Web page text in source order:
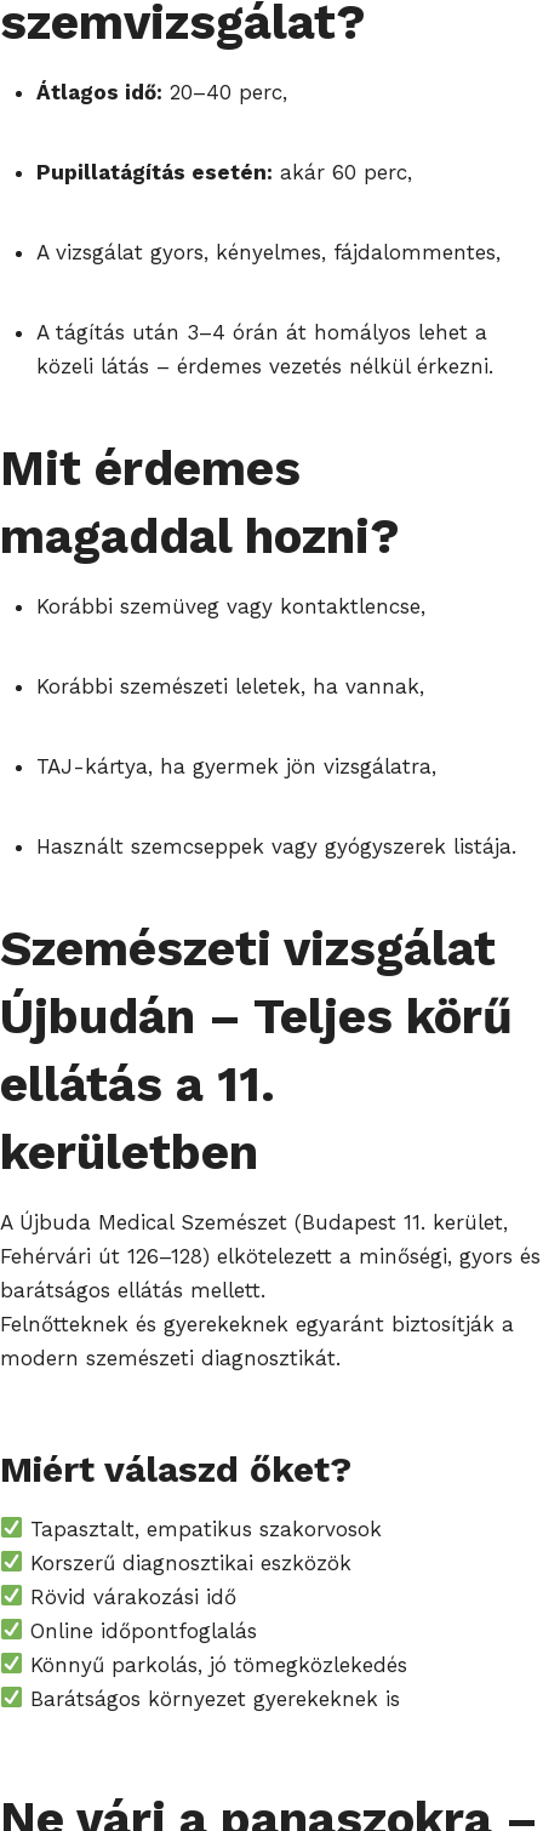
szemvizsgálat?
Átlagos idő: 20–40 perc,
Pupillatágítás esetén: akár 60 perc,
A vizsgálat gyors, kényelmes, fájdalommentes,
A tágítás után 3–4 órán át homályos lehet a
közeli látás – érdemes vezetés nélkül érkezni.
Mit érdemes
magaddal hozni?
Korábbi szemüveg vagy kontaktlencse,
Korábbi szemészeti leletek, ha vannak,
TAJ-kártya, ha gyermek jön vizsgálatra,
Használt szemcseppek vagy gyógyszerek listája.
Szemészeti vizsgálat
Újbudán – Teljes körű
ellátás a 11.
kerületben
A Újbuda Medical Szemészet (Budapest 11. kerület,
Fehérvári út 126–128) elkötelezett a minőségi, gyors és
barátságos ellátás mellett.
Felnőtteknek és gyerekeknek egyaránt biztosítják a
modern szemészeti diagnosztikát.
Miért válaszd őket?
Tapasztalt, empatikus szakorvosok
Korszerű diagnosztikai eszközök
Rövid várakozási idő
Online időpontfoglalás
Könnyű parkolás, jó tömegközlekedés
Barátságos környezet gyerekeknek is
Ne várj a panaszokra –